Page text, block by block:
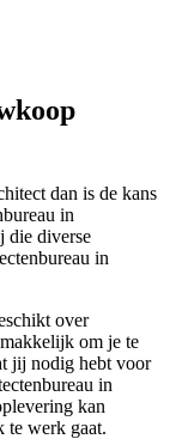
dan is de kans
in
die diverse
in
over
om je te
jij nodig hebt voor
in
kan
te werk gaat.